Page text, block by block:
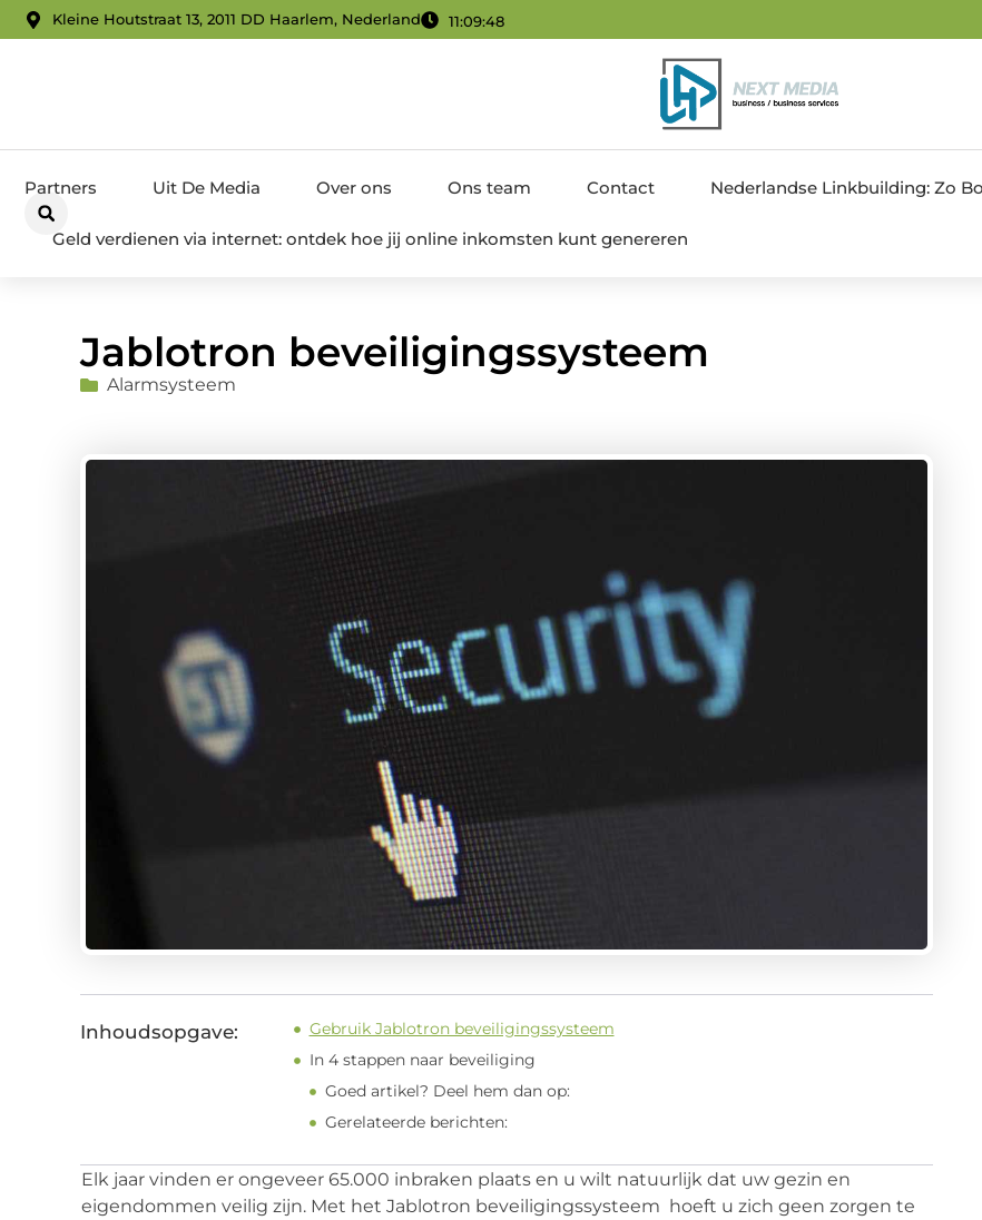
Kleine Houtstraat 13, 2011 DD Haarlem, Nederland 11:09:49
Partners Uit De Media Over ons Ons team Contact Nederlandse Linkbuilding: Zo
Geld verdienen via internet: ontdek hoe jij online inkomsten kunt genereren
Jablotron beveiligingssysteem
Alarmsysteem
Inhoudsopgave:
Gebruik Jablotron beveiligingssysteem
In 4 stappen naar beveiliging
Goed artikel? Deel hem dan op:
Gerelateerde berichten:
Elk jaar vinden er ongeveer 65.000 inbraken plaats en u wilt natuurlijk dat uw gezin en
eigendommen veilig zijn. Met het Jablotron beveiligingssysteem hoeft u zich geen zorgen te